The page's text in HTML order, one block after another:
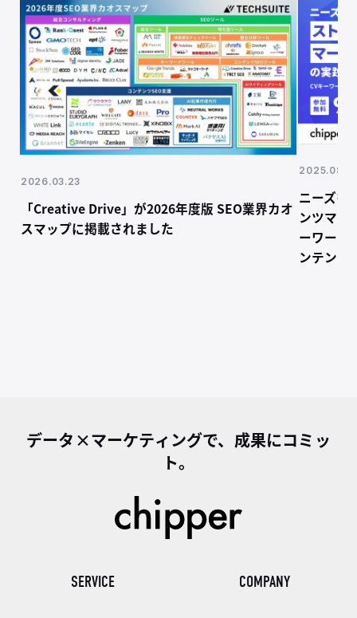
2026.03.23
「Creative Drive」が2026年度版 SEO業界カオ
スマップに掲載されました
2025.08.19
ニーズを
ンツマー
ーワード
ンテンツ
データ×マーケティングで、成果にコミッ
ト。
SERVICE COMPANY